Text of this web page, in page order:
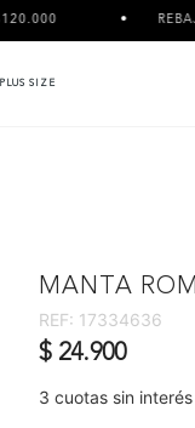
REBAJAS ¡HASTA -70%!
PLUS SIZE
MANTA
REF: 17334636
$ 24.900
3 cuotas sin